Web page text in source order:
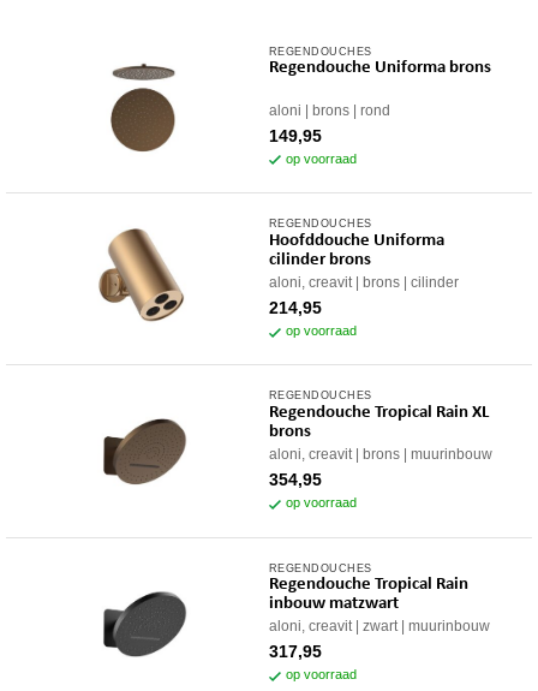
REGENDOUCHES
Regendouche Uniforma brons
aloni brons rond
149,95
op voorraad
REGENDOUCHES
Hoofddouche Uniforma
cilinder brons
aloni, creavit brons cilinder
214,95
op voorraad
REGENDOUCHES
Regendouche Tropical Rain XL
brons
aloni, creavit brons muurinbouw
354,95
op voorraad
REGENDOUCHES
Regendouche Tropical Rain
inbouw matzwart
aloni, creavit zwart muurinbouw
317,95
op voorraad